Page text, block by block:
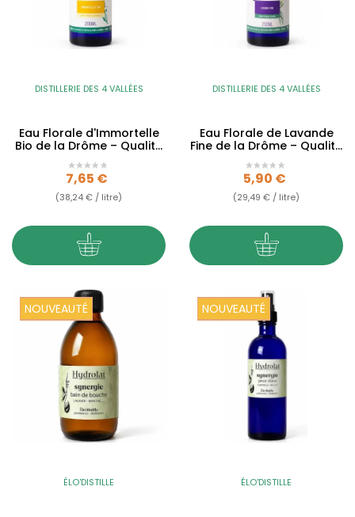
DISTILLERIE DES 4 VALLÉES
Eau Florale d'Immortelle
Bio de la Drôme – Qualité
Prix
7,65 €
(38,24 € / litre)
DISTILLERIE DES 4 VALLÉES
Eau Florale de Lavande
Fine de la Drôme – Qualité
Prix
5,90 €
(29,49 € / litre)
NOUVEAUTÉ
ÉLO'DISTILLE
NOUVEAUTÉ
ÉLO'DISTILLE